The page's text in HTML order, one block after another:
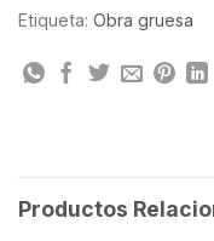
Etiqueta: Obra gruesa
Productos